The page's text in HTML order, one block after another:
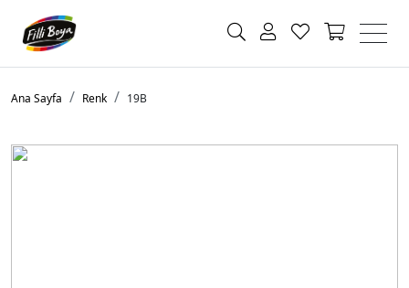
Ana Sayfa Renk 19B